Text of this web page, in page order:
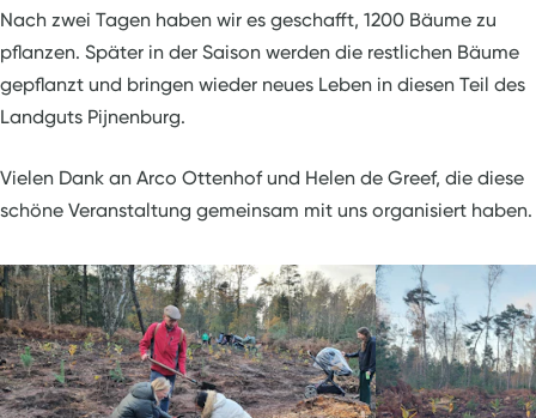
Nach zwei Tagen haben wir es geschafft, 1200 Bäume zu
pflanzen. Später in der Saison werden die restlichen Bäume
gepflanzt und bringen wieder neues Leben in diesen Teil des
Landguts Pijnenburg.
Vielen Dank an Arco Ottenhof und Helen de Greef, die diese
schöne Veranstaltung gemeinsam mit uns organisiert haben.